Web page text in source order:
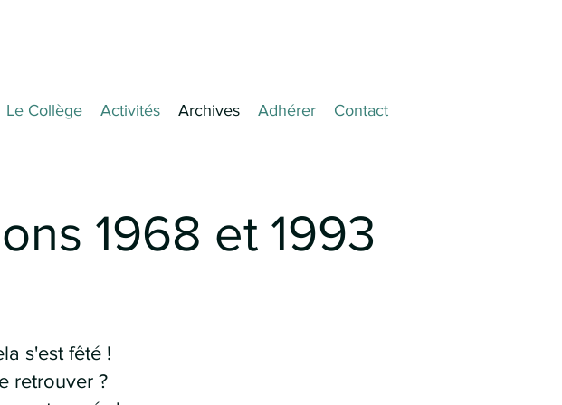
Le Collège Activités Archives Adhérer Contact
1968 et 1993
s'est fêté !
retrouver ?